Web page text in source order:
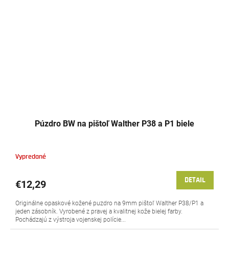
Púzdro BW na pištoľ Walther P38 a P1 biele
Vypredané
€12,29 DETAIL
Originálne opaskové kožené puzdro na 9mm pištoľ Walther P38/P1 a
jeden zásobník. Vyrobené z pravej a kvalitnej kože bielej farby.
Pochádzajú z výstroja vojenskej polície...